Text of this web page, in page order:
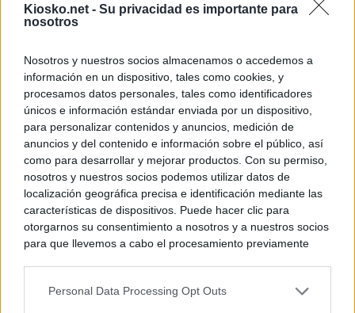
Kiosko.net - Su privacidad es importante para
nosotros
Nosotros y nuestros socios almacenamos o accedemos a
información en un dispositivo, tales como cookies, y
procesamos datos personales, tales como identificadores
únicos e información estándar enviada por un dispositivo,
para personalizar contenidos y anuncios, medición de
anuncios y del contenido e información sobre el público, así
como para desarrollar y mejorar productos. Con su permiso,
nosotros y nuestros socios podemos utilizar datos de
localización geográfica precisa e identificación mediante las
características de dispositivos. Puede hacer clic para
otorgarnos su consentimiento a nosotros y a nuestros socios
para que llevemos a cabo el procesamiento previamente
negar su consentimiento. Tenga en cuenta que algún
Personal Data Processing Opt Outs